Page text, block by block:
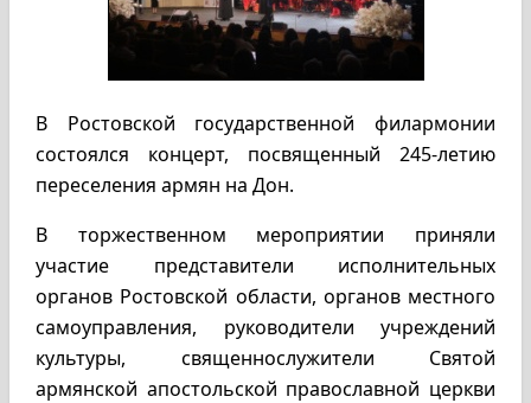
В Ростовской государственной филармонии
состоялся концерт, посвященный 245-летию
переселения армян на Дон.
В торжественном мероприятии приняли
участие представители исполнительных
органов Ростовской области, органов местного
самоуправления, руководители учреждений
культуры, священнослужители Святой
армянской апостольской православной церкви